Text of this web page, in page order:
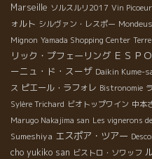
Marseille ソルスルリ2017 Vin Picoeur
ォルト シルヴァン・レスポー
Mignon Yamada Shopping Center
リック・プフェーリング ＥＳＰ
ーニュ・ド・スーザ Daikin Kume-
ス ピエール・ラフォレ Bistronomie
Sylère Trichard ビオトップワイン 中本
Marugo Nakajima san Les vignerons
Sumeshiya エスポア・ツアー
cho yukiko san ビストロ・ソワッフ